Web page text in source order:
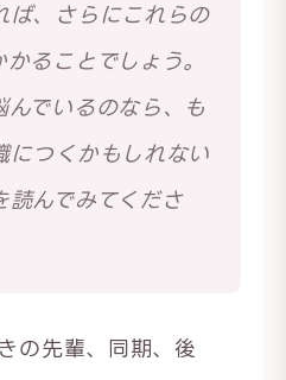
ば、さらにこれらの
ることでしょう。
んでいるのなら、も
につくかもしれない
読んでみてくださ
の先輩、同期、後